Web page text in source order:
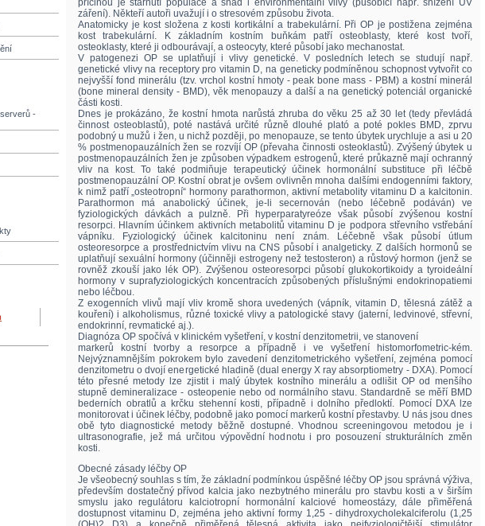
-
příčinou je stárnutí populace a snad i environmentální vlivy (působící např. snížení UV
záření). Někteří autoři uvažují i o stresovém způsobu života.
Anatomicky je kost složena z kosti kortikální a trabekulární. Při OP je postižena zejména
kost trabekulární. K základním kostním buňkám patří osteoblasty, které kost tvoří,
osteoklasty, které ji odbourávají, a osteocyty, které působí jako mechanostat.
V patogenezi OP se uplatňují i vlivy genetické. V posledních letech se studují např.
genetické vlivy na receptory pro vitamin D, na geneticky podmíněnou schopnost vytvořit co
nejvyšší fond minerálu (tzv. vrchol kostní hmoty - peak bone mass - PBM) a kostní minerál
(bone mineral density - BMD), věk menopauzy a další a na genetický potenciál organické
části kosti.
Dnes je prokázáno, že kostní hmota narůstá zhruba do věku 25 až 30 let (tedy převládá
činnost osteoblastů), poté nastává určité různě dlouhé plató a poté pokles BMD, zprvu
podobný u mužů i žen, u nichž později, po menopauze, se tento úbytek urychluje a asi u 20
% postmenopauzálních žen se rozvíjí OP (převaha činnosti osteoklastů). Zvýšený úbytek u
postmenopauzálních žen je způsoben výpadkem estrogenů, které průkazně mají ochranný
vliv na kost. To také podmiňuje terapeutický účinek hormonální substituce při léčbě
postmenopauzální OP. Kostní obrat je ovšem ovlivněn mnoha dalšími endogenními faktory,
k nimž patří „osteotropní“ hormony parathormon, aktivní metabolity vitaminu D a kalcitonin.
Parathormon má anabolický účinek, je-li secernován (nebo léčebně podáván) ve
fyziologických dávkách a pulzně. Při hyperparatyreóze však působí zvýšenou kostní
resorpci. Hlavním účinkem aktivních metabolitů vitaminu D je podpora střevního vstřebání
vápníku. Fyziologický účinek kalcitoninu není znám. Léčebně však působí útlum
osteoresorpce a prostřednictvím vlivu na CNS působí i analgeticky. Z dalších hormonů se
uplatňují sexuální hormony (účinněji estrogeny než testosteron) a růstový hormon (jenž se
rovněž zkouší jako lék OP). Zvýšenou osteoresorpci působí glukokortikoidy a tyroideální
hormony v suprafyziologických koncentracích způsobených příslušnými endokrinopatiemi
nebo léčbou.
Z exogenních vlivů mají vliv kromě shora uvedených (vápník, vitamin D, tělesná zátěž a
kouření) i alkoholismus, různé toxické vlivy a patologické stavy (jaterní, ledvinové, střevní,
endokrinní, revmatické aj.).
Diagnóza OP spočívá v klinickém vyšetření, v kostní denzitometrii, ve stanovení
markerů kostní tvorby a resorpce a případně i ve vyšetření histomorfometric-kém.
Nejvýznamnějším pokrokem bylo zavedení denzitometrického vyšetření, zejména pomocí
denzitometru o dvojí energetické hladině (dual energy X ray absorptiometry - DXA). Pomocí
této přesné metody lze zjistit i malý úbytek kostního minerálu a odlišit OP od menšího
stupně demineralizace - osteopenie nebo od normálního stavu. Standardně se měří BMD
bederních obratlů a krčku stehenní kosti, případně i dolního předloktí. Pomocí DXA lze
monitorovat i účinek léčby, podobně jako pomocí markerů kostní přestavby. U nás jsou dnes
obě tyto diagnostické metody běžně dostupné. Vhodnou screeningovou metodou je i
ultrasonografie, jež má určitou výpovědní hodnotu i pro posouzení strukturálních změn
kosti.
Obecné zásady léčby OP
Je všeobecný souhlas s tím, že základní podmínkou úspěšné léčby OP jsou správná výživa,
především dostatečný přívod kalcia jako nezbytného minerálu pro stavbu kosti a v širším
smyslu jako regulátoru kalciotropní hormonální kalciové homeostázy, dále přiměřená
dostupnost vitaminu D, zejména jeho aktivní formy 1,25 - dihydroxycholekalciferolu (1,25